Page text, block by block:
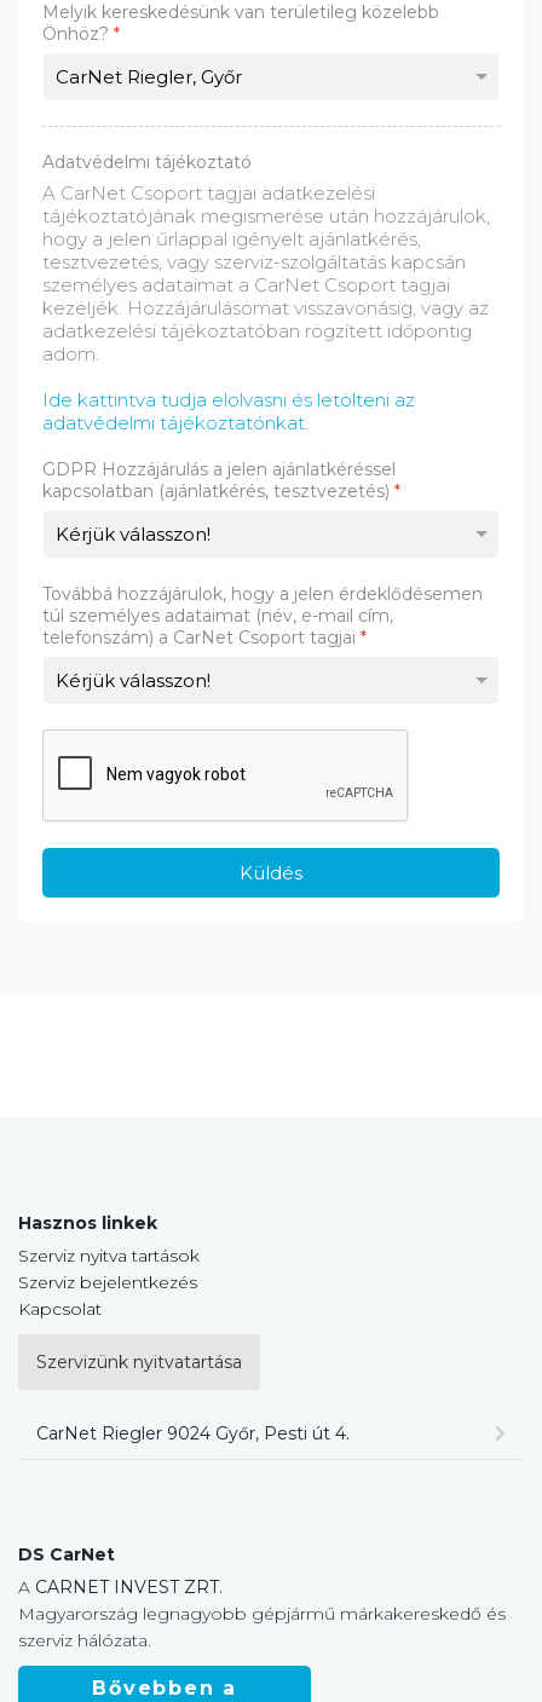
Melyik kereskedésünk van területileg közelebb
Önhöz? *
Adatvédelmi tájékoztató
A CarNet Csoport tagjai adatkezelési
tájékoztatójának megismerése után hozzájárulok,
hogy a jelen űrlappal igényelt ajánlatkérés,
tesztvezetés, vagy szerviz-szolgáltatás kapcsán
személyes adataimat a CarNet Csoport tagjai
kezeljék. Hozzájárulásomat visszavonásig, vagy az
adatkezelési tájékoztatóban rögzített időpontig
adom.
Ide kattintva tudja elolvasni és letölteni az
adatvédelmi tájékoztatónkat.
GDPR Hozzájárulás a jelen ajánlatkéréssel
kapcsolatban (ajánlatkérés, tesztvezetés) *
Továbbá hozzájárulok, hogy a jelen érdeklődésemen
túl személyes adataimat (név, e-mail cím,
telefonszám) a CarNet Csoport tagjai *
Küldés
Hasznos linkek
Szerviz nyitva tartások
Szerviz bejelentkezés
Kapcsolat
Szervizünk nyitvatartása
CarNet Riegler 9024 Győr, Pesti út 4.
DS CarNet
A CARNET INVEST ZRT.
Magyarország legnagyobb gépjármű márkakereskedő és
szerviz hálózata.
Bővebben a